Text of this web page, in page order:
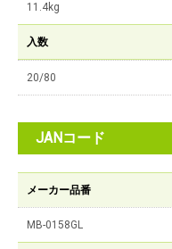
11.4kg
入数
20/80
JANコード
メーカー品番
MB-0158GL